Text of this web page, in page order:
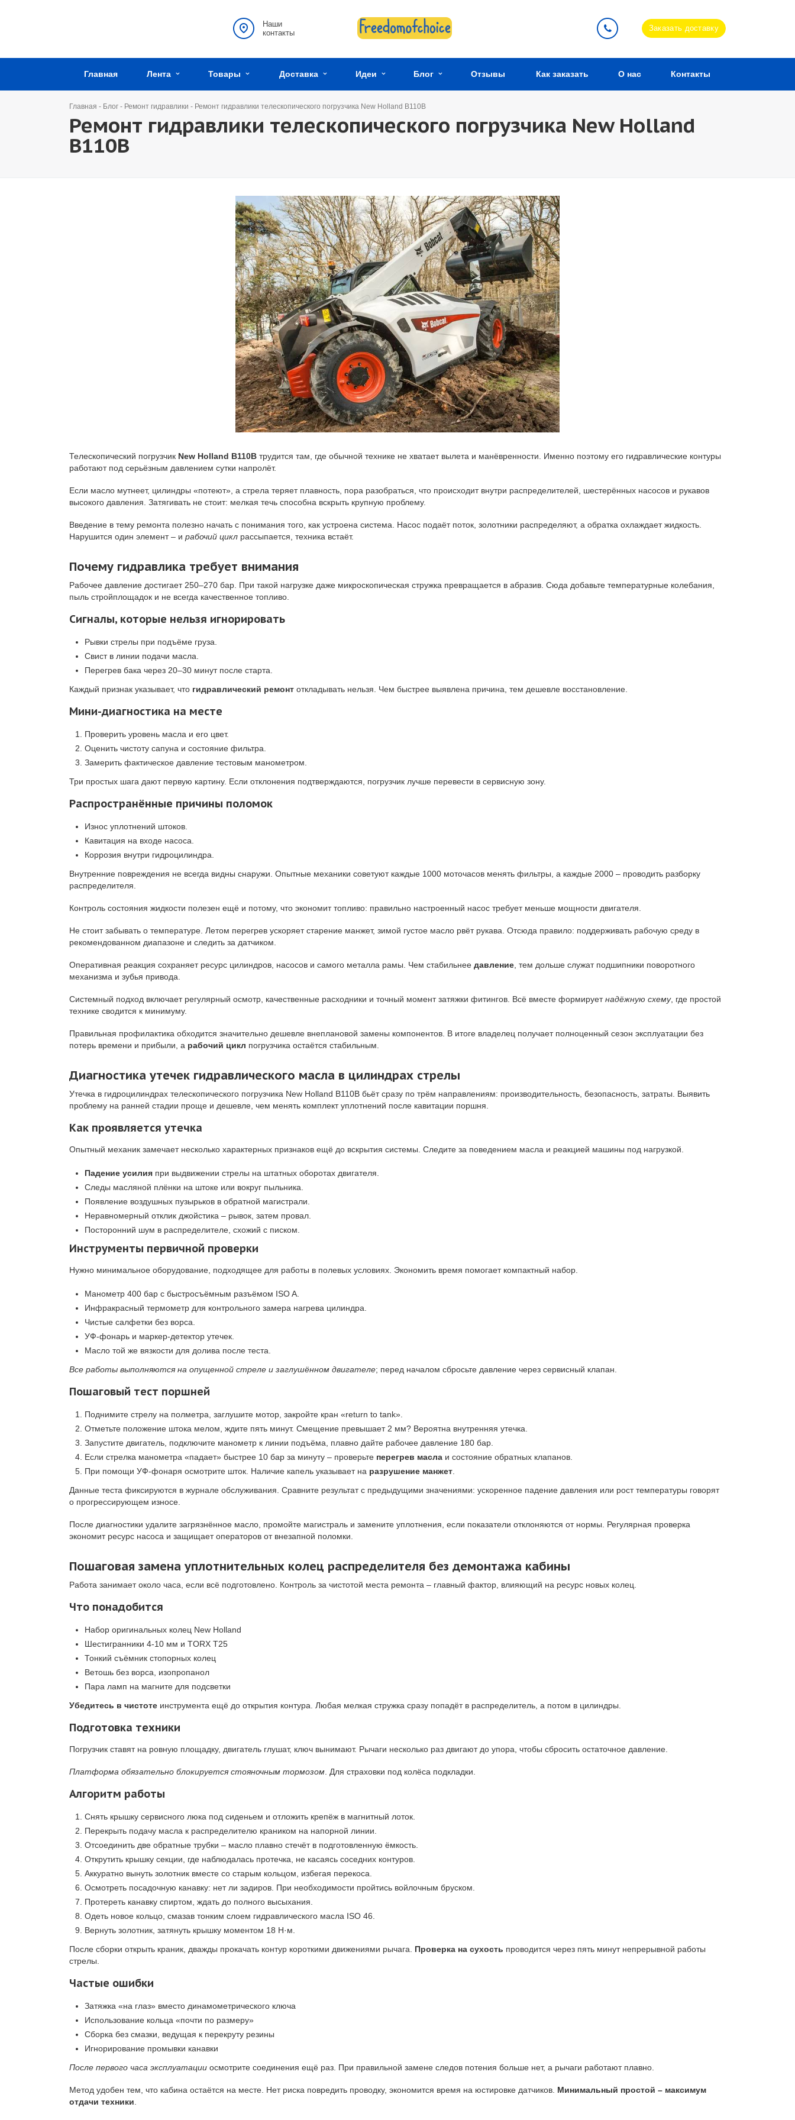
Наши
контакты
Заказать доставку
Главная Лента Товары Доставка Идеи Блог Отзывы Как заказать О нас Контакты
Главная - Блог - Ремонт гидравлики - Ремонт гидравлики телескопического погрузчика New Holland B110B
Ремонт гидравлики телескопического погрузчика New Holland
B110B
Телескопический погрузчик New Holland B110B трудится там, где обычной технике не хватает вылета и манёвренности. Именно поэтому его гидравлические контуры
работают под серьёзным давлением сутки напролёт.
Если масло мутнеет, цилиндры «потеют», а стрела теряет плавность, пора разобраться, что происходит внутри распределителей, шестерённых насосов и рукавов
высокого давления. Затягивать не стоит: мелкая течь способна вскрыть крупную проблему.
Введение в тему ремонта полезно начать с понимания того, как устроена система. Насос подаёт поток, золотники распределяют, а обратка охлаждает жидкость.
Нарушится один элемент – и рабочий цикл рассыпается, техника встаёт.
Почему гидравлика требует внимания
Рабочее давление достигает 250–270 бар. При такой нагрузке даже микроскопическая стружка превращается в абразив. Сюда добавьте температурные колебания,
пыль стройплощадок и не всегда качественное топливо.
Сигналы, которые нельзя игнорировать
Рывки стрелы при подъёме груза.
Свист в линии подачи масла.
Перегрев бака через 20–30 минут после старта.
Каждый признак указывает, что гидравлический ремонт откладывать нельзя. Чем быстрее выявлена причина, тем дешевле восстановление.
Мини-диагностика на месте
Проверить уровень масла и его цвет.
Оценить чистоту сапуна и состояние фильтра.
Замерить фактическое давление тестовым манометром.
Три простых шага дают первую картину. Если отклонения подтверждаются, погрузчик лучше перевести в сервисную зону.
Распространённые причины поломок
Износ уплотнений штоков.
Кавитация на входе насоса.
Коррозия внутри гидроцилиндра.
Внутренние повреждения не всегда видны снаружи. Опытные механики советуют каждые 1000 моточасов менять фильтры, а каждые 2000 – проводить разборку
распределителя.
Контроль состояния жидкости полезен ещё и потому, что экономит топливо: правильно настроенный насос требует меньше мощности двигателя.
Не стоит забывать о температуре. Летом перегрев ускоряет старение манжет, зимой густое масло рвёт рукава. Отсюда правило: поддерживать рабочую среду в
рекомендованном диапазоне и следить за датчиком.
Оперативная реакция сохраняет ресурс цилиндров, насосов и самого металла рамы. Чем стабильнее давление , тем дольше служат подшипники поворотного
механизма и зубья привода.
Системный подход включает регулярный осмотр, качественные расходники и точный момент затяжки фитингов. Всё вместе формируетнадёжную схему, где простой
технике сводится к минимуму.
Правильная профилактика обходится значительно дешевле внеплановой замены компонентов. В итоге владелец получает полноценный сезон эксплуатации без
потерь времени и прибыли, а рабочий цикл погрузчика остаётся стабильным.
Диагностика утечек гидравлического масла в цилиндрах стрелы
Утечка в гидроцилиндрах телескопического погрузчика New Holland B110B бьёт сразу по трём направлениям: производительность, безопасность, затраты. Выявить
проблему на ранней стадии проще и дешевле, чем менять комплект уплотнений после кавитации поршня.
Как проявляется утечка
Опытный механик замечает несколько характерных признаков ещё до вскрытия системы. Следите за поведением масла и реакцией машины под нагрузкой.
Падение усилия при выдвижении стрелы на штатных оборотах двигателя.
Следы масляной плёнки на штоке или вокруг пыльника.
Появление воздушных пузырьков в обратной магистрали.
Неравномерный отклик джойстика – рывок, затем провал.
Посторонний шум в распределителе, схожий с писком.
Инструменты первичной проверки
Нужно минимальное оборудование, подходящее для работы в полевых условиях. Экономить время помогает компактный набор.
Манометр 400 бар с быстросъёмным разъёмом ISO A.
Инфракрасный термометр для контрольного замера нагрева цилиндра.
Чистые салфетки без ворса.
УФ-фонарь и маркер-детектор утечек.
Масло той же вязкости для долива после теста.
Все работы выполняются на опущенной стреле и заглушённом двигателе; перед началом сбросьте давление через сервисный клапан.
Пошаговый тест поршней
Поднимите стрелу на полметра, заглушите мотор, закройте кран «return to tank».
Отметьте положение штока мелом, ждите пять минут. Смещение превышает 2 мм? Вероятна внутренняя утечка.
Запустите двигатель, подключите манометр к линии подъёма, плавно дайте рабочее давление 180 бар.
Если стрелка манометра «падает» быстрее 10 бар за минуту – проверьте перегрев масла и состояние обратных клапанов.
При помощи УФ-фонаря осмотрите шток. Наличие капель указывает на разрушение манжет
Данные теста фиксируются в журнале обслуживания. Сравните результат с предыдущими значениями: ускоренное падение давления или рост температуры говорят
о прогрессирующем износе.
После диагностики удалите загрязнённое масло, промойте магистраль и замените уплотнения, если показатели отклоняются от нормы. Регулярная проверка
экономит ресурс насоса и защищает операторов от внезапной поломки.
Пошаговая замена уплотнительных колец распределителя без демонтажа кабины
Работа занимает около часа, если всё подготовлено. Контроль за чистотой места ремонта – главный фактор, влияющий на ресурс новых колец.
Что понадобится
Набор оригинальных колец New Holland
Шестигранники 4-10 мм и TORX T25
Тонкий съёмник стопорных колец
Ветошь без ворса, изопропанол
Пара ламп на магните для подсветки
Убедитесь в чистоте инструмента ещё до открытия контура. Любая мелкая стружка сразу попадёт в распределитель, а потом в цилиндры.
Подготовка техники
Погрузчик ставят на ровную площадку, двигатель глушат, ключ вынимают. Рычаги несколько раз двигают до упора, чтобы сбросить остаточное давление.
Платформа обязательно блокируется стояночным тормозом . Для страховки под колёса подкладки.
Алгоритм работы
Снять крышку сервисного люка под сиденьем и отложить крепёж в магнитный лоток.
Перекрыть подачу масла к распределителю краником на напорной линии.
Отсоединить две обратные трубки – масло плавно стечёт в подготовленную ёмкость.
Открутить крышку секции, где наблюдалась протечка, не касаясь соседних контуров.
Аккуратно вынуть золотник вместе со старым кольцом, избегая перекоса.
Осмотреть посадочную канавку: нет ли задиров. При необходимости пройтись войлочным бруском.
Протереть канавку спиртом, ждать до полного высыхания.
Одеть новое кольцо, смазав тонким слоем гидравлического масла ISO 46.
Вернуть золотник, затянуть крышку моментом 18 Н·м.
После сборки открыть краник, дважды прокачать контур короткими движениями рычага. Проверка на сухость проводится через пять минут непрерывной работы
стрелы.
Частые ошибки
Затяжка «на глаз» вместо динамометрического ключа
Использование кольца «почти по размеру»
Сборка без смазки, ведущая к перекруту резины
Игнорирование промывки канавки
После первого часа эксплуатации осмотрите соединения ещё раз. При правильной замене следов потения больше нет, а рычаги работают плавно.
Метод удобен тем, что кабина остаётся на месте. Нет риска повредить проводку, экономится время на юстировке датчиков. Минимальный простой – максимум
отдачи техники